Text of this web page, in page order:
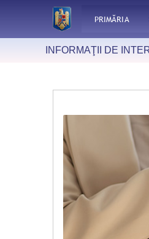
PRIMĂRIA
INFORMAŢII DE